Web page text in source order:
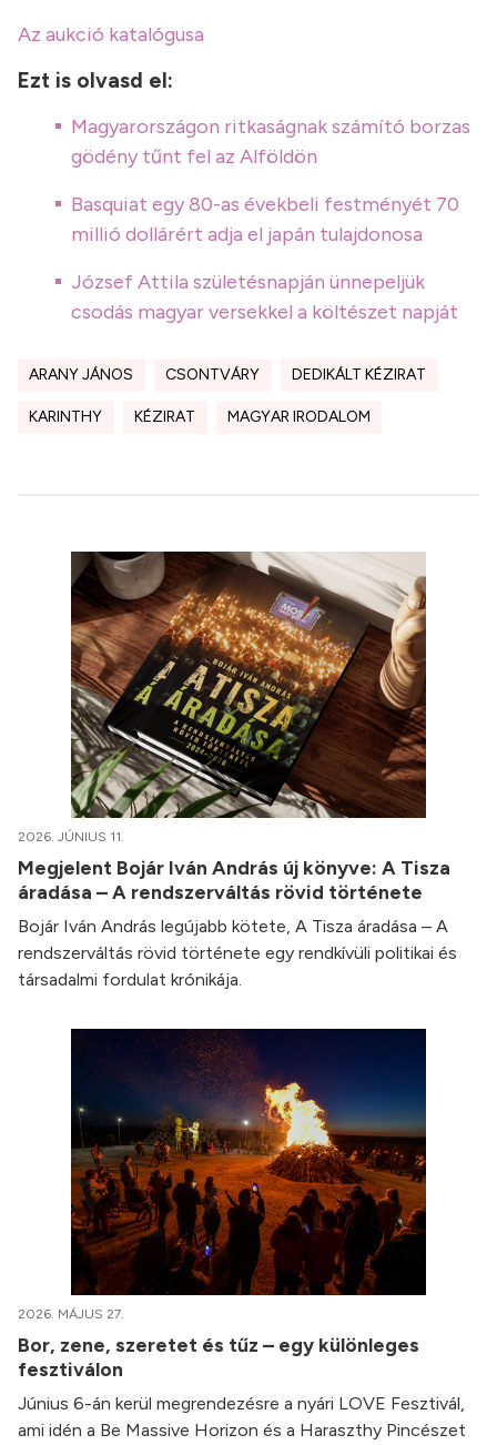
Az aukció katalógusa
Ezt is olvasd el:
Magyarországon ritkaságnak számító borzas
gödény tűnt fel az Alföldön
Basquiat egy 80-as évekbeli festményét 70
millió dollárért adja el japán tulajdonosa
József Attila születésnapján ünnepeljük
csodás magyar versekkel a költészet napját
ARANY JÁNOS CSONTVÁRY DEDIKÁLT KÉZIRAT
KARINTHY KÉZIRAT MAGYAR IRODALOM
2026. JÚNIUS 11.
Megjelent Bojár Iván András új könyve: A Tisza
áradása – A rendszerváltás rövid története
Bojár Iván András legújabb kötete, A Tisza áradása – A
rendszerváltás rövid története egy rendkívüli politikai és
társadalmi fordulat krónikája.
2026. MÁJUS 27.
Bor, zene, szeretet és tűz – egy különleges
fesztiválon
Június 6-án kerül megrendezésre a nyári LOVE Fesztivál,
ami idén a Be Massive Horizon és a Haraszthy Pincészet